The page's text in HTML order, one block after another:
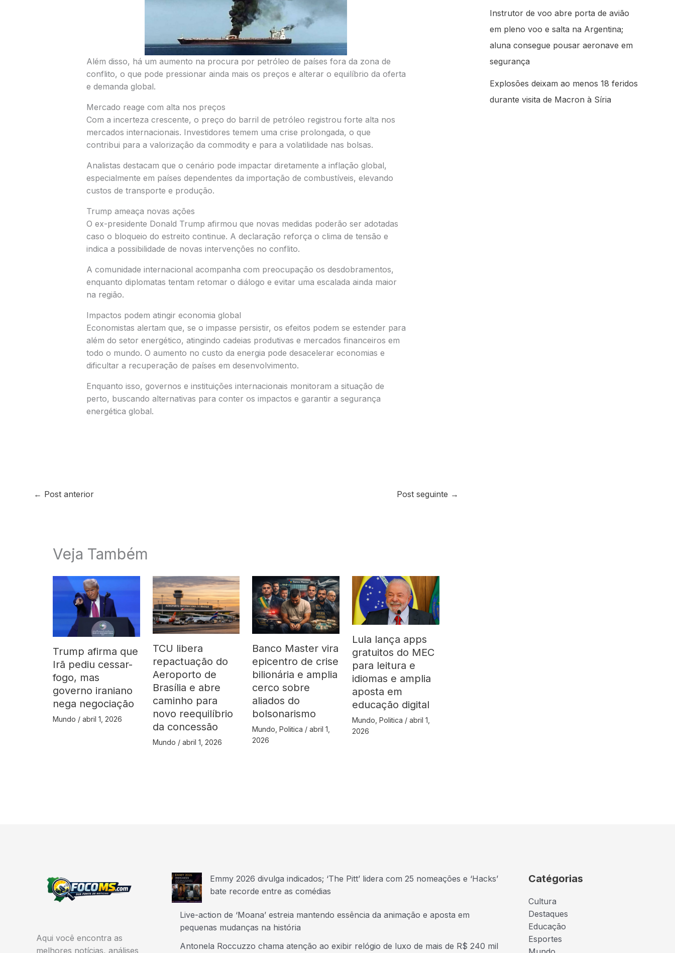
Além disso, há um aumento na procura por petróleo de países fora da zona de
conflito, o que pode pressionar ainda mais os preços e alterar o equilíbrio da oferta
e demanda global.
Mercado reage com alta nos preços
Com a incerteza crescente, o preço do barril de petróleo registrou forte alta nos
mercados internacionais. Investidores temem uma crise prolongada, o que
contribui para a valorização da commodity e para a volatilidade nas bolsas.
Analistas destacam que o cenário pode impactar diretamente a inflação global,
especialmente em países dependentes da importação de combustíveis, elevando
custos de transporte e produção.
Trump ameaça novas ações
O ex-presidente Donald Trump afirmou que novas medidas poderão ser adotadas
caso o bloqueio do estreito continue. A declaração reforça o clima de tensão e
indica a possibilidade de novas intervenções no conflito.
A comunidade internacional acompanha com preocupação os desdobramentos,
enquanto diplomatas tentam retomar o diálogo e evitar uma escalada ainda maior
na região.
Impactos podem atingir economia global
Economistas alertam que, se o impasse persistir, os efeitos podem se estender para
além do setor energético, atingindo cadeias produtivas e mercados financeiros em
todo o mundo. O aumento no custo da energia pode desacelerar economias e
dificultar a recuperação de países em desenvolvimento.
Enquanto isso, governos e instituições internacionais monitoram a situação de
perto, buscando alternativas para conter os impactos e garantir a segurança
energética global.
← Post anterior Post seguinte →
Veja Também
Trump afirma que
Irã pediu cessar-
fogo, mas
governo iraniano
nega negociação
Mundo / abril 1, 2026
TCU libera
repactuação do
Aeroporto de
Brasília e abre
caminho para
novo reequilíbrio
da concessão
Mundo / abril 1, 2026
Banco Master vira
epicentro de crise
bilionária e amplia
cerco sobre
aliados do
bolsonarismo
Mundo ,Politica /abril 1,
2026
Lula lança apps
gratuitos do MEC
para leitura e
idiomas e amplia
aposta em
educação digital
Mundo ,Politica /abril 1,
2026
Instrutor de voo abre porta de avião
em pleno voo e salta na Argentina;
aluna consegue pousar aeronave em
segurança
Explosões deixam ao menos 18 feridos
durante visita de Macron à Síria
Aqui você encontra as
melhores notícias, análises
Emmy 2026 divulga indicados; ‘The Pitt’ lidera com 25 nomeações e ‘Hacks’
bate recorde entre as comédias
Live-action de ‘Moana’ estreia mantendo essência da animação e aposta em
pequenas mudanças na história
Antonela Roccuzzo chama atenção ao exibir relógio de luxo de mais de R$ 240 mil
Catégorias
Cultura
Destaques
Educação
Esportes